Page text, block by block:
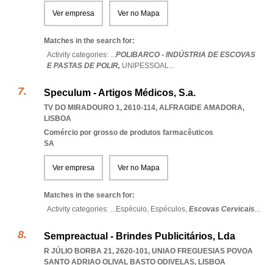
Ver empresa Ver no Mapa
Matches in the search for:
Activity categories: ...POLIBARCO - INDÚSTRIA DE ESCOVAS
E PASTAS DE POLIR, UNIPESSOAL...
Speculum - Artigos Médicos, S.a.
TV DO MIRADOURO 1, 2610-114, ALFRAGIDE AMADORA,
LISBOA
Comércio por grosso de produtos farmacêuticos
SA
Ver empresa Ver no Mapa
Matches in the search for:
Activity categories: ...Espéculo, Espéculos, Escovas Cervicais...
Sempreactual - Brindes Publicitários, Lda
R JÚLIO BORBA 21, 2620-101, UNIAO FREGUESIAS POVOA
SANTO ADRIAO OLIVAL BASTO ODIVELAS, LISBOA